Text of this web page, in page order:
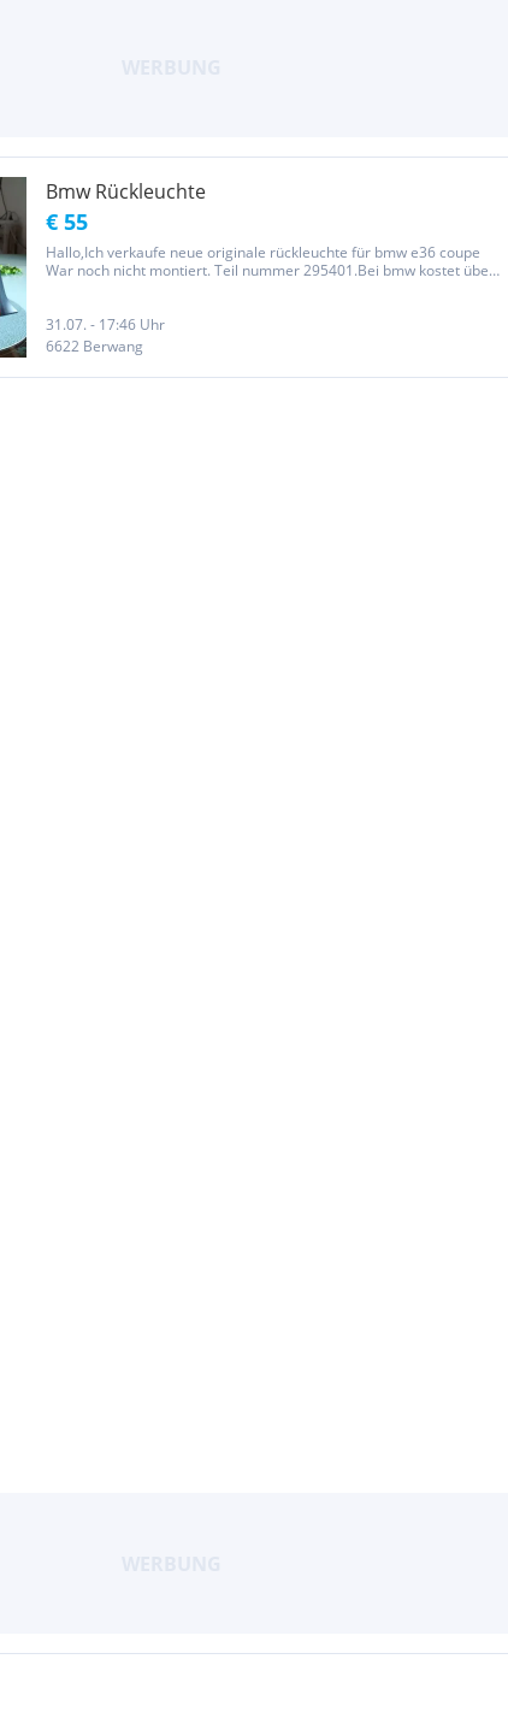
Bmw Rückleuchte
€ 55
Hallo,Ich verkaufe neue originale rückleuchte für bmw e36 coupe
War noch nicht montiert. Teil nummer 295401.Bei bmw kostet über
31.07. - 17:46 Uhr
6622 Berwang